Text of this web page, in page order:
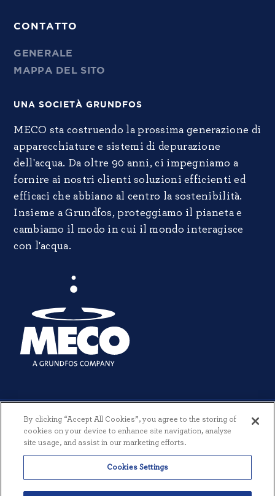
CONTATTO
GENERALE
MAPPA DEL SITO
UNA SOCIETÀ GRUNDFOS
MECO sta costruendo la prossima generazione di
apparecchiature e sistemi di depurazione
dell'acqua. Da oltre 90 anni, ci impegniamo a
fornire ai nostri clienti soluzioni efficienti ed
efficaci che abbiano al centro la sostenibilità.
Insieme a Grundfos, proteggiamo il pianeta e
cambiamo il modo in cui il mondo interagisce
con l'acqua.
© 2026 MECO INCORPORATED. TUTTI I DIRITTI RISERVATI. |
TERMINI
INFORMATIVA SULLA PRIVACY
THREESIXTYEIGHT
By clicking “Accept All Cookies”, you agree to the storing of
cookies on your device to enhance site navigation, analyze
site usage, and assist in our marketing efforts.
Cookies Settings